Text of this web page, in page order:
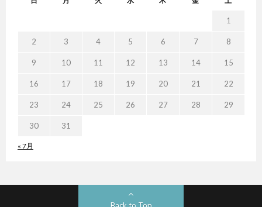
« 7月
1
2 3 4 5 6 7 8
9 10 11 12 13 14 15
16 17 18 19 20 21 22
23 24 25 26 27 28 29
30 31
Back to Top